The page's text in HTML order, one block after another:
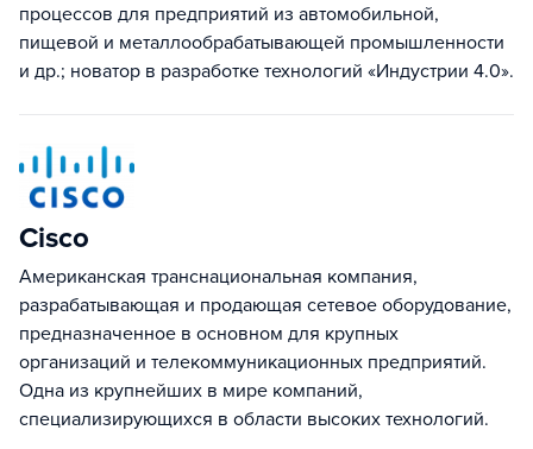
процессов для предприятий из автомобильной,
пищевой и металлообрабатывающей промышленности
и др.; новатор в разработке технологий «Индустрии 4.0».
Cisco
Американская транснациональная компания,
разрабатывающая и продающая сетевое оборудование,
предназначенное в основном для крупных
организаций и телекоммуникационных предприятий.
Одна из крупнейших в мире компаний,
специализирующихся в области высоких технологий.